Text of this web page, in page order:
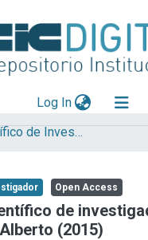
Log In(current)
Informe Científico de Investigador
Open Access
de
(2015)